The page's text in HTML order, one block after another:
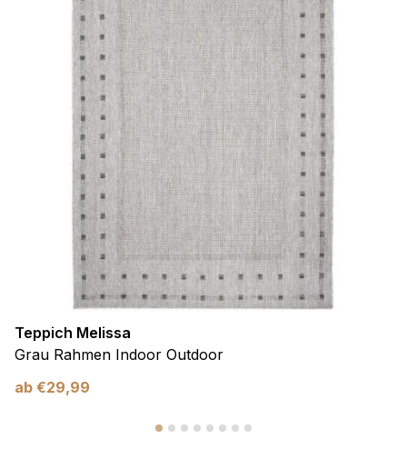
Teppich Melissa
Grau Rahmen Indoor Outdoor
ab €29,99